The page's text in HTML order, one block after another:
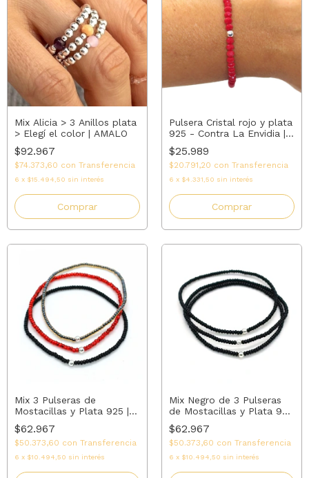
Mix Alicia > 3 Anillos plata
> Elegí el color | AMALO
$92.967
$74.373,60 con Transferencia
6 x $15.494,50 sin interés
Comprar
Pulsera Cristal rojo y plata
925 - Contra La Envidia |
AMALO
$25.989
$20.791,20 con Transferencia
6 x $4.331,50 sin interés
Comprar
Mix 3 Pulseras de
Mostacillas y Plata 925 |
AMALO
$62.967
$50.373,60 con Transferencia
6 x $10.494,50 sin interés
Mix Negro de 3 Pulseras
de Mostacillas y Plata 925
| AMALO
$62.967
$50.373,60 con Transferencia
6 x $10.494,50 sin interés